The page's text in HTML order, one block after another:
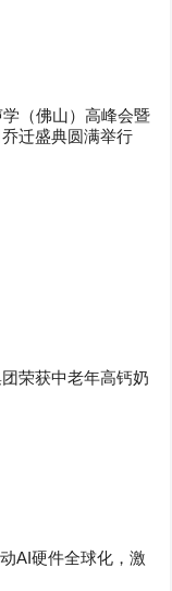
（佛山）高峰会暨
迁盛典圆满举行
荣获中老年高钙奶
AI硬件全球化，激